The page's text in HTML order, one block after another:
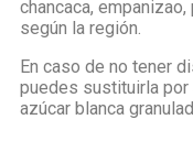
chancaca,
según la región.
En caso de no tener
puedes sustituirla por
azúcar blanca